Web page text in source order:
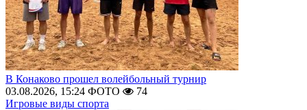
В Конаково прошел волейбольный турнир
03.08.2026, 15:24 ФОТО
74
Игровые виды спорта